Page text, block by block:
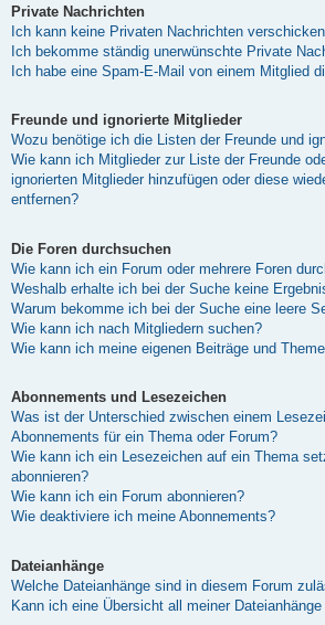
Private Nachrichten
Ich kann keine Privaten Nachrichten
Ich bekomme ständig unerwünschte Private
Ich habe eine Spam-E-Mail von einem Mitglied
Freunde und ignorierte Mitglieder
Wozu benötige ich die Listen der Freunde und
Wie kann ich Mitglieder zur Liste der Freunde
ignorierten Mitglieder hinzufügen oder diese
entfernen?
Die Foren durchsuchen
Wie kann ich ein Forum oder mehrere Foren
Weshalb erhalte ich bei der Suche keine
Warum bekomme ich bei der Suche eine leere
Wie kann ich nach Mitgliedern suchen?
Wie kann ich meine eigenen Beiträge und
Abonnements und Lesezeichen
Was ist der Unterschied zwischen einem
Abonnements für ein Thema oder Forum?
Wie kann ich ein Lesezeichen auf ein Thema
abonnieren?
Wie kann ich ein Forum abonnieren?
Wie deaktiviere ich meine Abonnements?
Dateianhänge
Welche Dateianhänge sind in diesem Forum
Kann ich eine Übersicht all meiner